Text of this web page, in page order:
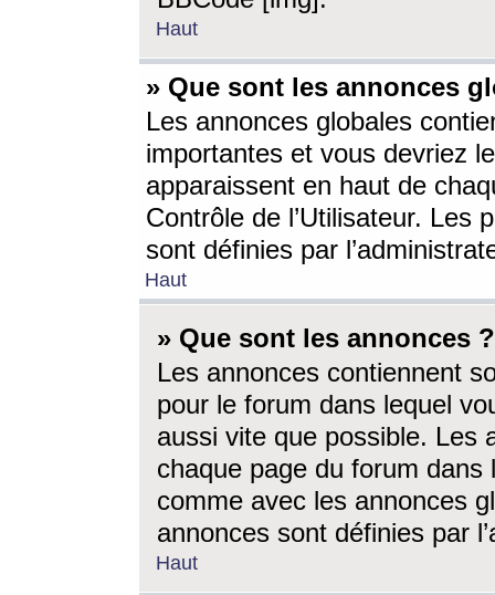
Haut
» Que sont les annonces
Les annonces globales
importantes et vous devriez
apparaissent en haut de
Contrôle de l’Utilisateur. Les
sont définies par
Haut
» Que sont les annonces ?
Les annonces contiennent
pour le forum dans lequel
aussi vite que possible. Les
chaque page du forum dans
comme avec les annonces
annonces sont définies par
Haut